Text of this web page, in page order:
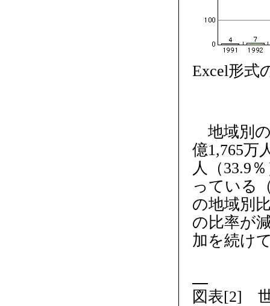
Excel形式
地域別
億1,765万
人（33.9
っている
の地域別
の比率が
加を続け
図表[2]